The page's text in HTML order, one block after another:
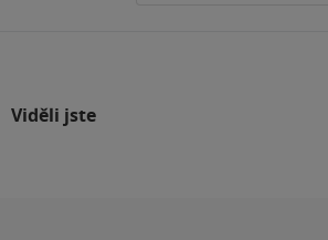
Viděli jste